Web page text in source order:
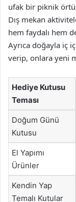
ufak bir piknik
Dış mekan
hem faydalı hem
Ayrıca doğayla iç
verip, onlara yeni
Hediye Kutusu
Teması
Doğum Günü
Kutusu
El Yapımı
Ürünler
Kendin Yap
Temalı Kutular